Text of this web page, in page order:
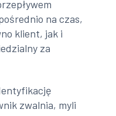
na czas,
klient, jak i
za
zwalnia, myli